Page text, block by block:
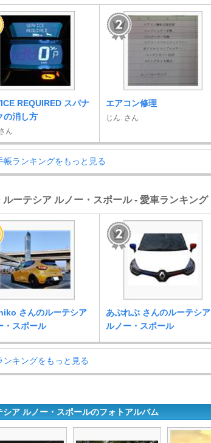
REQUIRED スパナ
の消し方
ん
エアコン修理
じん. さん
帳ランキングをもっと見る
ルーテシア ルノー・スポール - 愛車ランキング
さんのルーテシア
・スポール
あぷれぶ さんのルーテシア
ルノー・スポール
ンキングをもっと見る
シア ルノー・スポールのフォトアルバム